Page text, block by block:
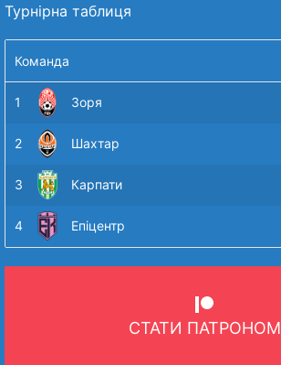
Турнірна таблиця
Команда
1 Зоря
2 Шахтар
3 Карпати
4 Епіцентр
СТАТИ ПАТРОНОМ